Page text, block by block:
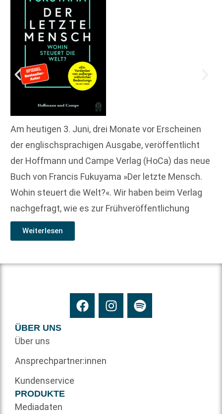
Am heutigen 3. Juni, drei Monate vor Erscheinen
der englischsprachigen Ausgabe, veröffentlicht
der Hoffmann und Campe Verlag (HoCa) das neue
Buch von Francis Fukuyama »Der letzte Mensch.
Wohin steuert die Welt?«. Wir haben beim Verlag
nachgefragt, wie es zur Frühveröffentlichung
Weiterlesen
ÜBER UNS
Über uns
Ansprechpartner:innen
Kundenservice
PRODUKTE
Mediadaten